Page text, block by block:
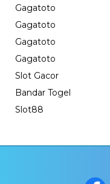
Gagatoto
Gagatoto
Gagatoto
Gagatoto
Slot Gacor
Bandar Togel
Slot88